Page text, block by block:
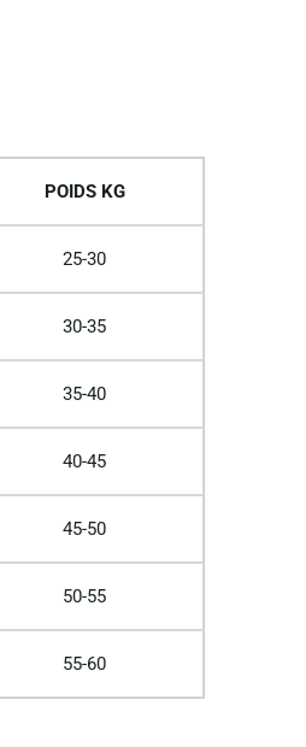
POIDS KG
25-30
30-35
35-40
40-45
45-50
50-55
55-60